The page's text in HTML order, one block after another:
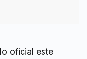
oficial este